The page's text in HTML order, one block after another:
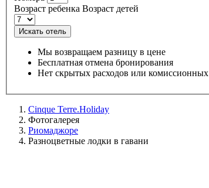
Возраст ребенка Возраст детей
Искать отель
Мы возвращаем разницу в цене
Бесплатная отмена бронирования
Нет скрытых расходов или комиссионных
Cinque Terre.Holiday
Фотогалерея
Риомаджоре
Разноцветные лодки в гавани